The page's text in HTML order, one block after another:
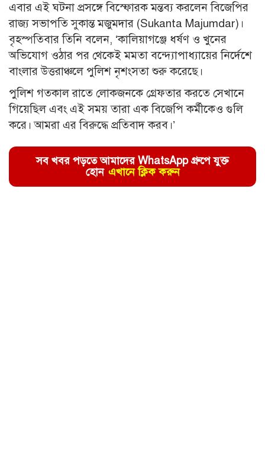
এবার এই ঘটনা প্রসঙ্গে বিস্ফোরক মন্তব্য করলেন বিজেপির
রাজ্য সভাপতি সুকান্ত মজুমদার (Sukanta Majumdar)।
বৃহস্পতিবার তিনি বলেন, ‘কালিয়াগঞ্জে ধর্ষণ ও খুনের
অভিযোগ ওঠার পর থেকেই মমতা বন্দ্যোপাধ্যায়ের নির্দেশে
বাংলার উত্তরাঞ্চলে পুলিশ নৃশংসতা শুরু করেছে।
পুলিশ গতকাল রাতে লোকজনকে গ্রেফতার করতে সেখানে
গিয়েছিল এবং এই সময় তারা এক বিজেপি কর্মীকেও গুলি
করে। আমরা এর বিরুদ্ধে প্রতিবাদ করব।’
সব খবর পড়তে আমাদের WhatsApp গ্রুপে যুক্ত
হোন এখানে ক্লিক করুন